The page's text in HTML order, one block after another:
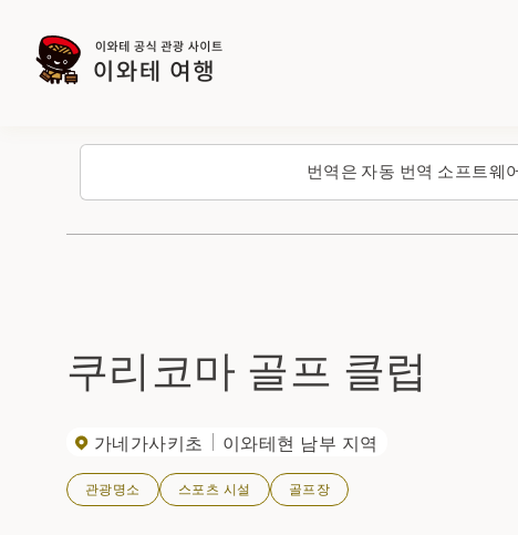
번역은 자동 번역 소프트웨
쿠리코마 골프 클럽
가네가사키초 이와테현 남부 지역
관광명소 스포츠 시설 골프장